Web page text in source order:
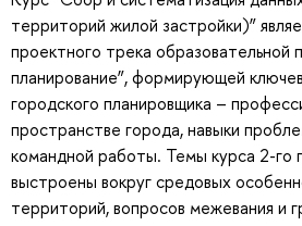
территорий жилой застройки)”
проектного трека образовательной
планирование”, формирующей
городского планировщика –
пространстве города, навыки
командной работы. Темы курса 2-го
выстроены вокруг средовых
территорий, вопросов межевания и